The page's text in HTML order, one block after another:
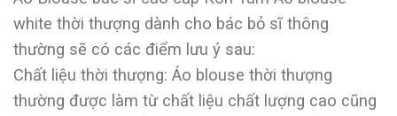
white thời thượng dành cho bác bỏ sĩ thông
thường sẽ có các điểm lưu ý sau:
Chất liệu thời thượng: Áo blouse thời thượng
thường được làm từ chất liệu chất lượng cao cũng